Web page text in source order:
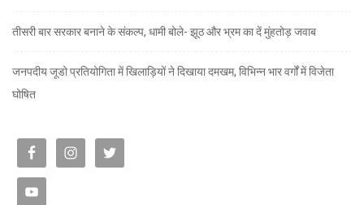
तीसरी बार सरकार बनाने के संकल्प, धामी बोले- झूठ और भ्रम का दें मुंहतोड़ जवाब
जनपदीय जूडो प्रतियोगिता में खिलाड़ियों ने दिखाया दमखम, विभिन्न भार वर्गों में विजेता
घोषित